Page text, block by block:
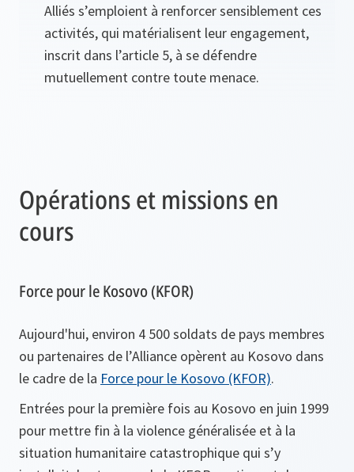
Alliés s’emploient à renforcer sensiblement ces
activités, qui matérialisent leur engagement,
inscrit dans l’article 5, à se défendre
mutuellement contre toute menace.
Opérations et missions en
cours
Force pour le Kosovo (KFOR)
Aujourd'hui, environ 4 500 soldats de pays membres
ou partenaires de l’Alliance opèrent au Kosovo dans
le cadre de la Force pour le Kosovo (KFOR).
Entrées pour la première fois au Kosovo en juin 1999
pour mettre fin à la violence généralisée et à la
situation humanitaire catastrophique qui s’y